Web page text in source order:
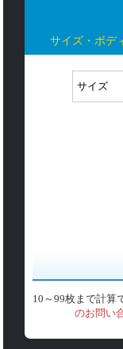
サイズ・ボデ
10～99枚まで計算
のお問い